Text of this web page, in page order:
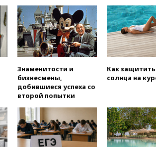
авиакомпании США
проверить самолеты
наличие трещин
17:35
В Казани
ребенок погиб при
окна десятого этажа
Bloomberg:
киберкомандование
Сняты
полеты в аэропорту
Геленджика
Знаменитости и
бизнесмены,
добившиеся успеха со
второй попытки
Как
солнца на